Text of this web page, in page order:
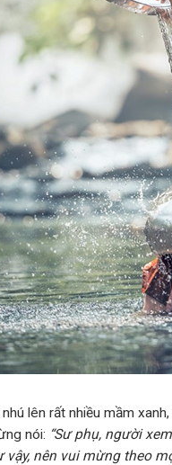
lên rất nhiều mầm
nói: “Sư phụ, người
vậy, nên vui mừng theo